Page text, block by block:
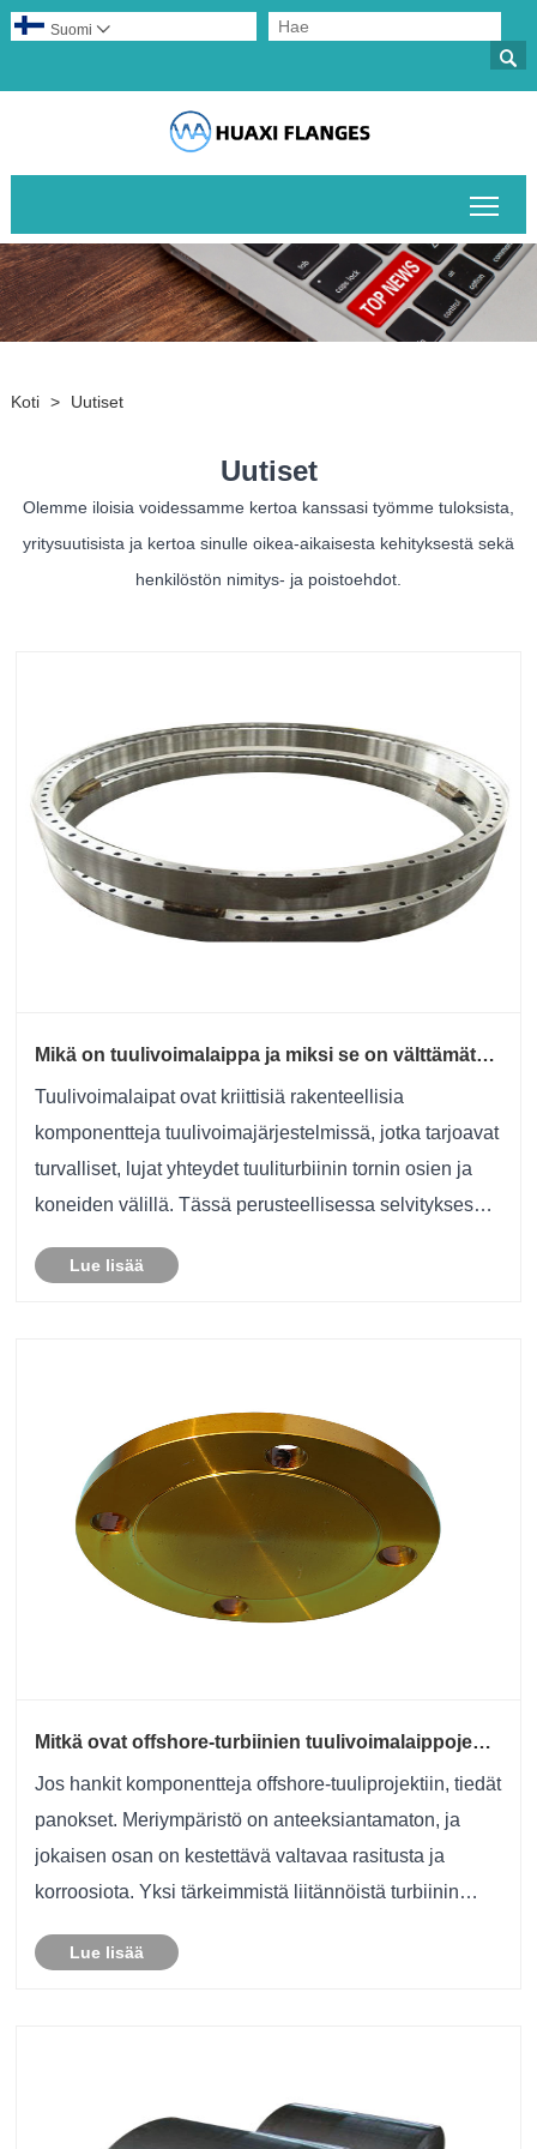

Suomi 
Koti > Uutiset
Uutiset
Olemme iloisia voidessamme kertoa kanssasi työmme tuloksista,
yritysuutisista ja kertoa sinulle oikea-aikaisesta kehityksestä sekä
henkilöstön nimitys- ja poistoehdot.
Mikä on tuulivoimalaippa ja miksi se on välttämätön
Tuulivoimalaipat ovat kriittisiä rakenteellisia
komponentteja tuulivoimajärjestelmissä, jotka tarjoavat
turvalliset, lujat yhteydet tuuliturbiinin tornin osien ja
koneiden välillä. Tässä perusteellisessa selvityksessä
suunnittelu ja materiaalit, valm......
Lue lisää
Mitkä ovat offshore-turbiinien tuulivoimalaippojen
Jos hankit komponentteja offshore-tuuliprojektiin, tiedät
panokset. Meriympäristö on anteeksiantamaton, ja
jokaisen osan on kestettävä valtavaa rasitusta ja
korroosiota. Yksi tärkeimmistä liitännöistä turbiinin
Flange Pipe Fittings Co., Ltd:ssä olemme ......
Lue lisää